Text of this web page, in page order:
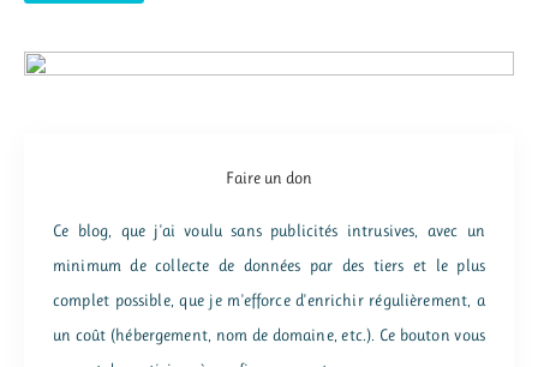
Faire un don
Ce blog, que j'ai voulu sans publicités intrusives, avec un
minimum de collecte de données par des tiers et le plus
complet possible, que je m'efforce d'enrichir régulièrement, a
un coût (hébergement, nom de domaine, etc.). Ce bouton vous